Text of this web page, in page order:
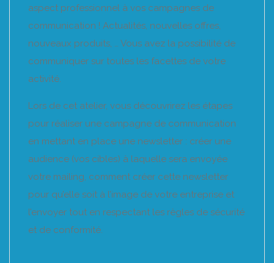
aspect professionnel à vos campagnes de
communication ! Actualités, nouvelles offres,
nouveaux produits, … Vous avez la possibilité de
communiquer sur toutes les facettes de votre
activité.
Lors de cet atelier, vous découvrirez les étapes
pour réaliser une campagne de communication
en mettant en place une newsletter : créer une
audience (vos cibles) à laquelle sera envoyée
votre mailing, comment créer cette newsletter
pour qu’elle soit à l’image de votre entreprise et
l’envoyer tout en respectant les règles de sécurité
et de conformité.